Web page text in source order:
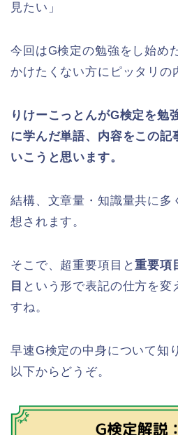
見たい」
今回はG検定の勉強をし始め
かけたくない方にピッタリの
りけーこっとんがG検定を勉
に学んだ単語、内容をこの記
いこうと思います。
結構、文章量・知識量共に多
想されます。
そこで、 超重要項目 と重要項
目 という形で表記の仕方を変
すね。
早速G検定の中身について知
以下からどうぞ。